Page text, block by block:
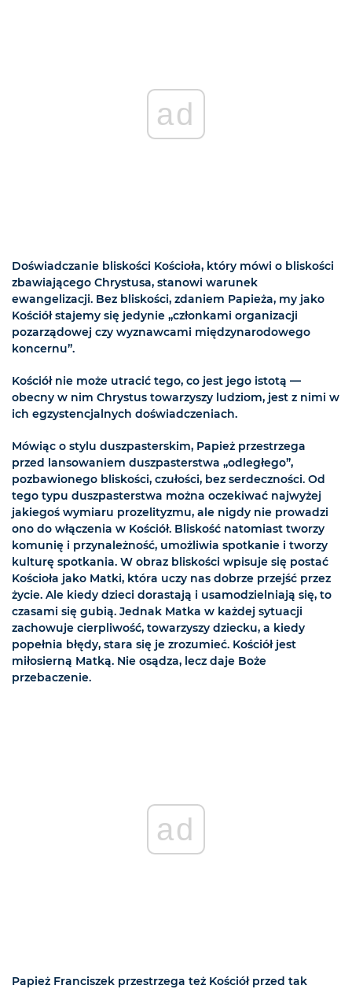
ad
Doświadczanie bliskości Kościoła, który mówi o bliskości
zbawiającego Chrystusa, stanowi warunek
ewangelizacji. Bez bliskości, zdaniem Papieża, my jako
Kościół stajemy się jedynie „członkami organizacji
pozarządowej czy wyznawcami międzynarodowego
koncernu”.
Kościół nie może utracić tego, co jest jego istotą —
obecny w nim Chrystus towarzyszy ludziom, jest z nimi w
ich egzystencjalnych doświadczeniach.
Mówiąc o stylu duszpasterskim, Papież przestrzega
przed lansowaniem duszpasterstwa „odległego”,
pozbawionego bliskości, czułości, bez serdeczności. Od
tego typu duszpasterstwa można oczekiwać najwyżej
jakiegoś wymiaru prozelityzmu, ale nigdy nie prowadzi
ono do włączenia w Kościół. Bliskość natomiast tworzy
komunię i przynależność, umożliwia spotkanie i tworzy
kulturę spotkania. W obraz bliskości wpisuje się postać
Kościoła jako Matki, która uczy nas dobrze przejść przez
życie. Ale kiedy dzieci dorastają i usamodzielniają się, to
czasami się gubią. Jednak Matka w każdej sytuacji
zachowuje cierpliwość, towarzyszy dziecku, a kiedy
popełnia błędy, stara się je zrozumieć. Kościół jest
miłosierną Matką. Nie osądza, lecz daje Boże
przebaczenie.
ad
Papież Franciszek przestrzega też Kościół przed tak